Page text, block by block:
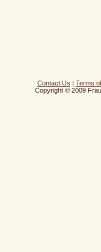
Contact Us | Terms
Copyright © 2009